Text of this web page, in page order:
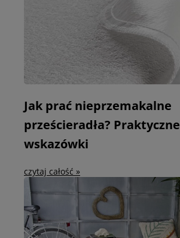
Jak prać nieprzemakalne
prześcieradła? Praktyczne
wskazówki
czytaj całość »